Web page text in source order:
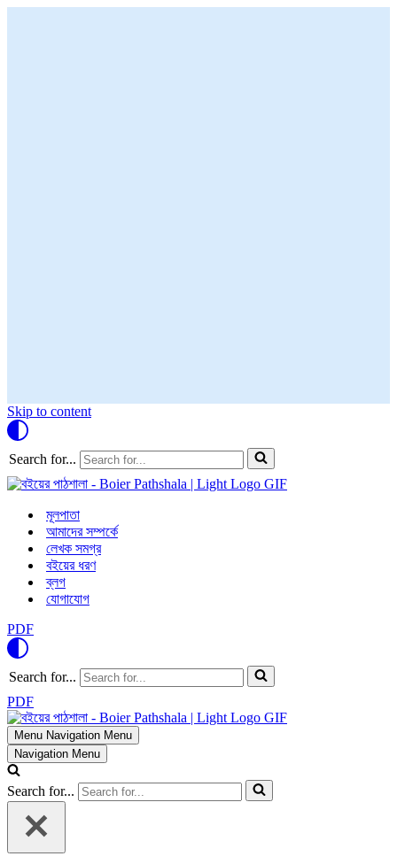
Skip to content
Search for...
মূলপাতা
আমাদের সম্পর্কে
লেখক সমগ্র
বইয়ের ধরণ
ব্লগ
যোগাযোগ
PDF
Search for...
PDF
Menu Navigation Menu
Navigation Menu
Search for...